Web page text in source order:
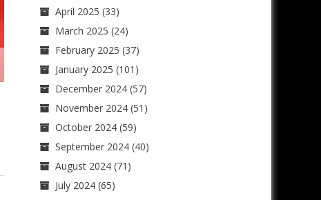
April 2025 (33)
March 2025 (24)
February 2025 (37)
January 2025 (101)
December 2024(57)
November 2024(51)
October 2024(59)
September 2024(40)
August 2024(71)
July 2024(65)